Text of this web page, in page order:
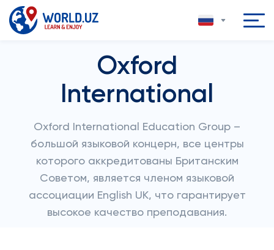
Oxford
International
Oxford International Education Group –
большой языковой концерн, все центры
которого аккредитованы Британским
Советом, является членом языковой
ассоциации English UK, что гарантирует
высокое качество преподавания.